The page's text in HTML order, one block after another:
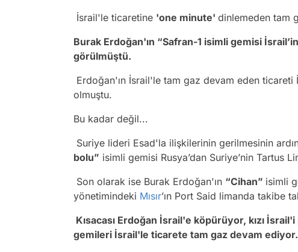
İsrail'le ticaretine 'one minute' dinlemeden tam
Burak Erdoğan'ın “Saf­ran-1 isimli gemisi
görülmüştü.
Erdoğan'ın İsrail'le tam gaz devam eden
olmuştu.
Bu kadar değil...
Su­ri­ye li­de­ri Esa­d'la ilişkilerinin gerilmesinin
bo­lu­” isim­li ge­mi­si Rus­ya­’dan Su­ri­ye­’nin Tar­tus
Son olarak ise Burak Erdoğan'ın “Cihan” isimli
yönetimindeki Mısır’ın Port Said limanda takibe
Kısacası Erdoğan İsrail'e köpürüyor, kızı
gemileri İsrail'le ticarete tam gaz devam ediyor.